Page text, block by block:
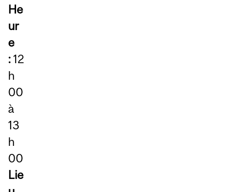
He
ur
e
: 12
h
00
à
13
h
00
Lie